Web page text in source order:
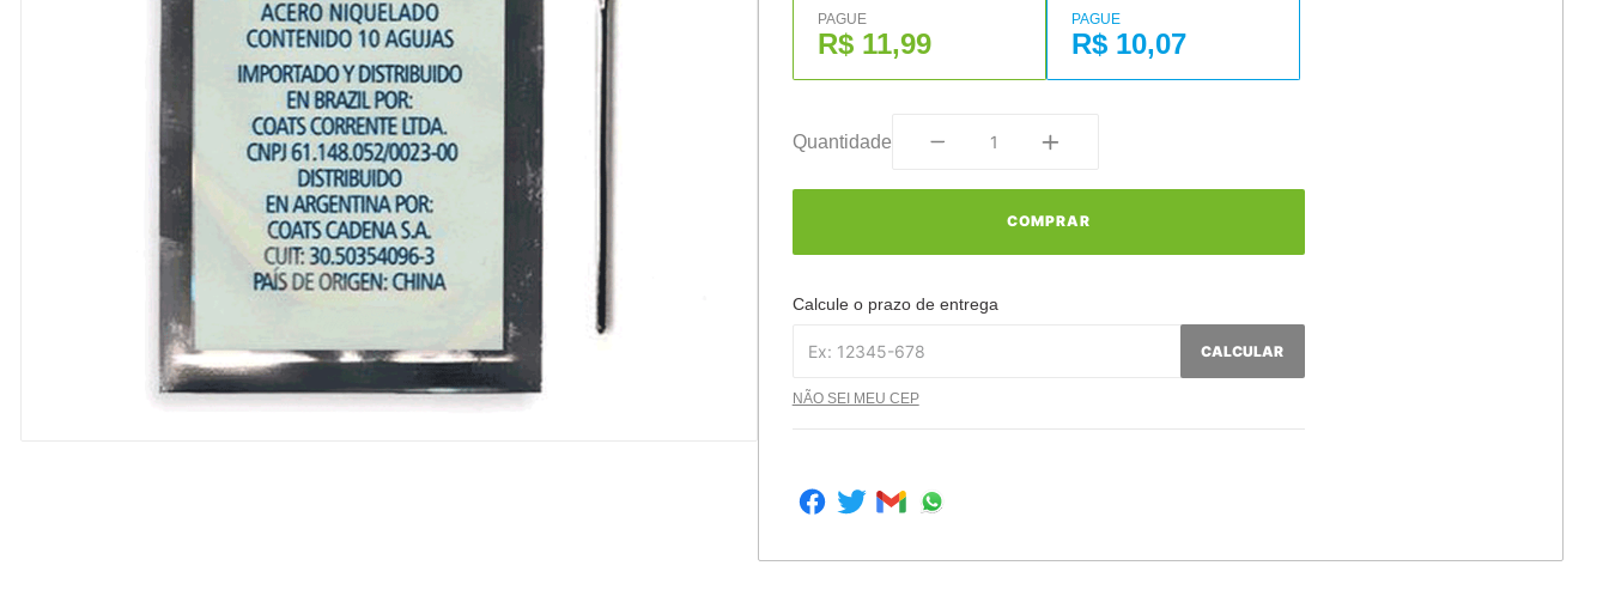
PAGUE
R$ 11,99
PAGUE
R$ 10,07
Quantidade
COMPRAR
Calcule o prazo de entrega
CALCULAR
NÃO SEI MEU CEP